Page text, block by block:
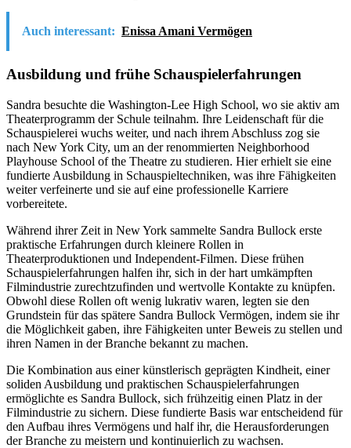
Auch interessant: Enissa Amani Vermögen
Ausbildung und frühe Schauspielerfahrungen
Sandra besuchte die Washington-Lee High School, wo sie aktiv am
Theaterprogramm der Schule teilnahm. Ihre Leidenschaft für die
Schauspielerei wuchs weiter, und nach ihrem Abschluss zog sie
nach New York City, um an der renommierten Neighborhood
Playhouse School of the Theatre zu studieren. Hier erhielt sie eine
fundierte Ausbildung in Schauspieltechniken, was ihre Fähigkeiten
weiter verfeinerte und sie auf eine professionelle Karriere
vorbereitete.
Während ihrer Zeit in New York sammelte Sandra Bullock erste
praktische Erfahrungen durch kleinere Rollen in
Theaterproduktionen und Independent-Filmen. Diese frühen
Schauspielerfahrungen halfen ihr, sich in der hart umkämpften
Filmindustrie zurechtzufinden und wertvolle Kontakte zu knüpfen.
Obwohl diese Rollen oft wenig lukrativ waren, legten sie den
Grundstein für das spätere Sandra Bullock Vermögen, indem sie ihr
die Möglichkeit gaben, ihre Fähigkeiten unter Beweis zu stellen und
ihren Namen in der Branche bekannt zu machen.
Die Kombination aus einer künstlerisch geprägten Kindheit, einer
soliden Ausbildung und praktischen Schauspielerfahrungen
ermöglichte es Sandra Bullock, sich frühzeitig einen Platz in der
Filmindustrie zu sichern. Diese fundierte Basis war entscheidend für
den Aufbau ihres Vermögens und half ihr, die Herausforderungen
der Branche zu meistern und kontinuierlich zu wachsen.